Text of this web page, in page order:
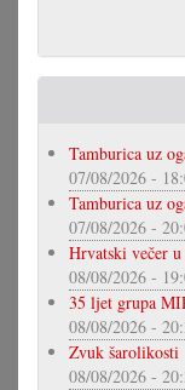
Tamburica uz
07/08/2026 -
Tamburica uz
07/08/2026 -
Hrvatski večer
08/08/2026 -
35 ljet grupa
08/08/2026 -
Zvuk šarolikosti
08/08/2026 -